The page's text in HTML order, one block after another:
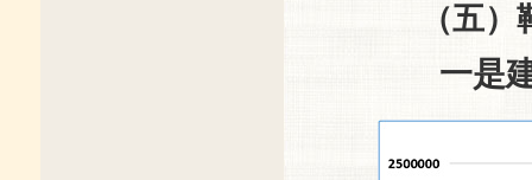
（五
一是